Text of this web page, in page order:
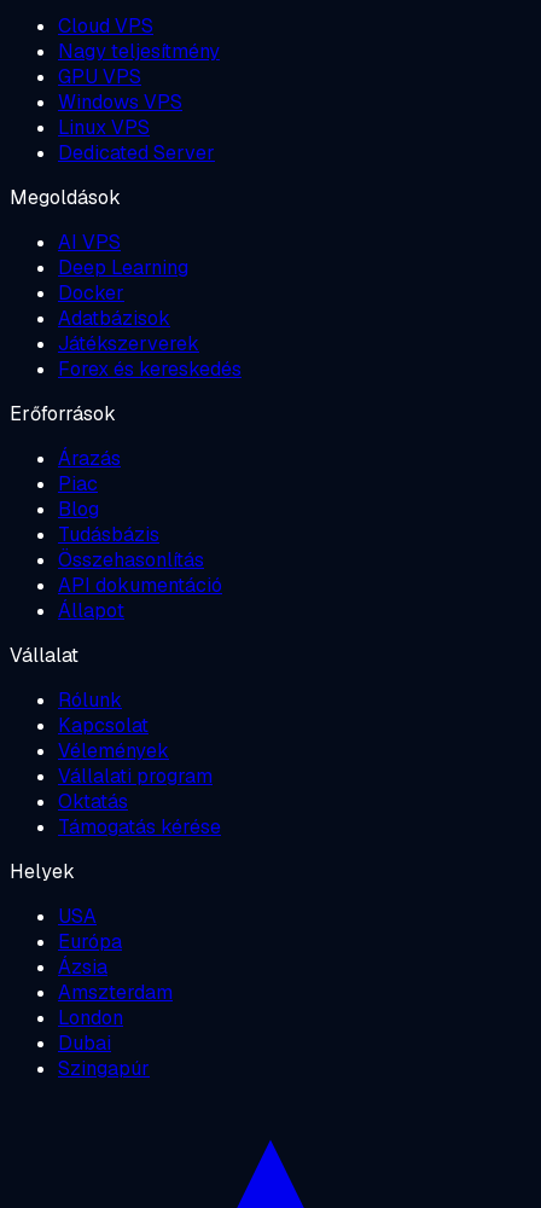
Cloud VPS
Nagy teljesítmény
GPU VPS
Windows VPS
Linux VPS
Dedicated Server
Megoldások
AI VPS
Deep Learning
Docker
Adatbázisok
Játékszerverek
Forex és kereskedés
Erőforrások
Árazás
Piac
Blog
Tudásbázis
Összehasonlítás
API dokumentáció
Állapot
Vállalat
Rólunk
Kapcsolat
Vélemények
Vállalati program
Oktatás
Támogatás kérése
Helyek
USA
Európa
Ázsia
Amszterdam
London
Dubai
Szingapúr